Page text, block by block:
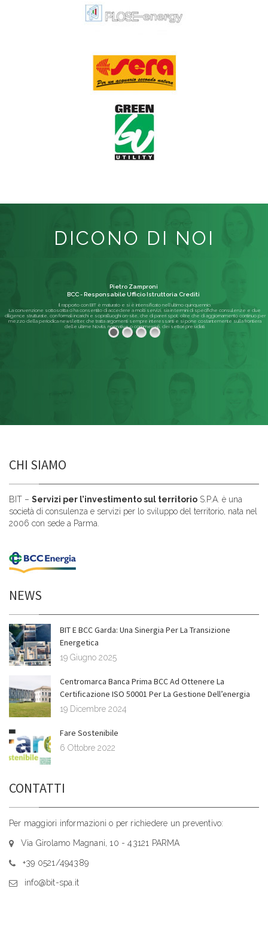
DICONO DI NOI
Il rapporto con BIT è maturato e si è intensificato nell'ultimo quinquennio.
La convenzione sottoscritta ci ha consentito di accedere a molti servizi, sia in termini di specifiche consulenze e due
diligence strutturate, con formali incarichi e sopralluoghi on-site, che di pareri spot; oltre che di aggiornamento continuo per
mezzo della periodica newsletter, che tratta argomenti sempre interessanti e si pone costantemente sulla frontiera
delle ultime Novità, normative o commerciali, dei settori presidiati.
Pietro Zamproni
BCC - Responsabile Ufficio Istruttoria Crediti
Leggi di più
CHI SIAMO
BIT – Servizi per l’investimento sul territorio S.P.A. è una
società di consulenza e servizi per lo sviluppo del territorio, nata nel
2006 con sede a Parma.
NEWS
BIT E BCC Garda: Una Sinergia Per La Transizione
Energetica
19 Giugno 2025
Centromarca Banca Prima BCC Ad Ottenere La
Certificazione ISO 50001 Per La Gestione Dell’energia
19 Dicembre 2024
Fare Sostenibile
6 Ottobre 2022
CONTATTI
Per maggiori informazioni o per richiedere un preventivo:
Via Girolamo Magnani, 10 - 43121 PARMA
+39 0521/494389
info@bit-spa.it